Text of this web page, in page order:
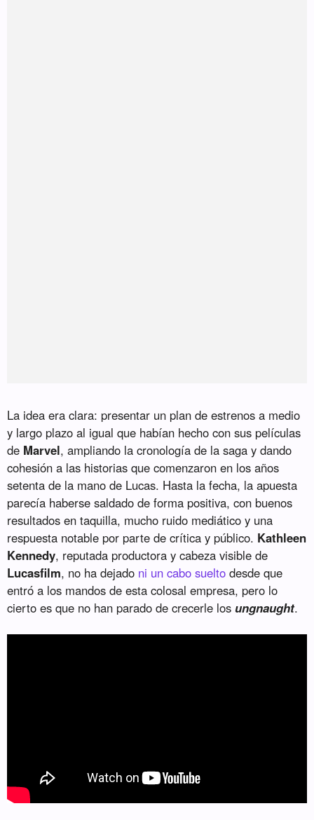
La idea era clara: presentar un plan de estrenos a medio
y largo plazo al igual que habían hecho con sus películas
de Marvel, ampliando la cronología de la saga y dando
cohesión a las historias que comenzaron en los años
setenta de la mano de Lucas. Hasta la fecha, la apuesta
parecía haberse saldado de forma positiva, con buenos
resultados en taquilla, mucho ruido mediático y una
respuesta notable por parte de crítica y público. Kathleen
Kennedy, reputada productora y cabeza visible de
Lucasfilm, no ha dejado ni un cabo suelto desde que
entró a los mandos de esta colosal empresa, pero lo
cierto es que no han parado de crecerle losungnaught.